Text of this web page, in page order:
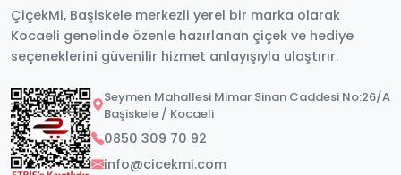
ÇiçekMi, Başiskele merkezli yerel bir marka olarak
Kocaeli genelinde özenle hazırlanan çiçek ve hediye
seçeneklerini güvenilir hizmet anlayışıyla ulaştırır.
Seymen Mahallesi Mimar Sinan Caddesi No:26/A
Başiskele / Kocaeli
0850 309 70 92
info@cicekmi.com